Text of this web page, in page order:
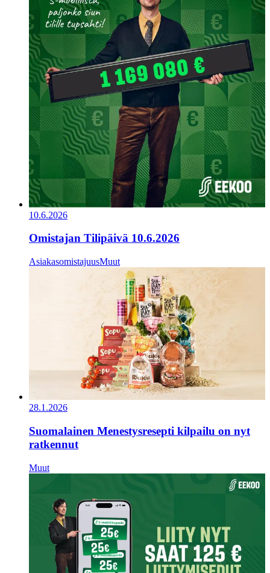
10.6.2026
Omistajan Tilipäivä 10.6.2026
AsiakasomistajuusMuut
28.1.2026
Suomalainen Menestysresepti kilpailu on nyt
ratkennut
Muut